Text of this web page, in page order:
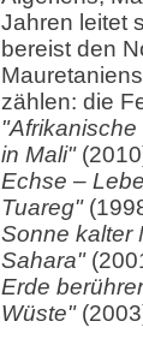
Jahren leitet
bereist den
zählen: die
in Mali"
Echse –
Tuareg"
Sonne kalter
Sahara"
Erde
Wüste"